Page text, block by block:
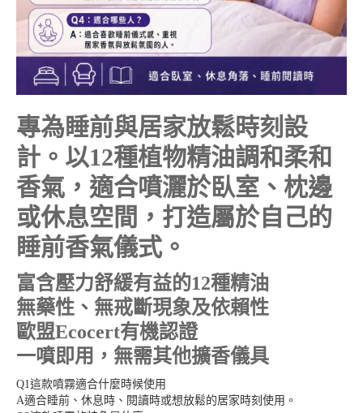
專為睡前與居家放鬆時刻設
計。以12種植物精油調和柔和
香氣，適合噴灑於臥室、枕邊
或休息空間，打造屬於自己的
睡前香氣儀式。
富含壓力舒緩有益的12種精油
無藥性、無戒斷現象及依賴性
歐盟Ecocert有機認證
一噴即用，無需其他擴香儀具
Q1這款噴霧適合什麼時候使用
A適合睡前、休息時、閱讀時或想放鬆的居家時刻使用。